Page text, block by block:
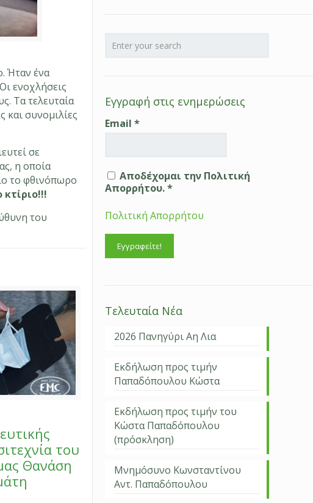
Ήταν ένα
ενοχλήσεις
Τα τελευταία
και συνομιλίες
σε
η οποία
το φθινόπωρο
του
του
Θανάση
Εγγραφή στις ενημερώσεις
Email *
Αποδέχομαι την Πολιτική
Απορρήτου. *
Πολιτική Απορρήτου
Τελευταία Νέα
2026 Πανηγύρι Αη Λια
Εκδήλωση προς τιμήν
Παπαδόπουλου Κώστα
Εκδήλωση προς τιμήν του
Κώστα Παπαδόπουλου
(πρόσκληση)
Μνημόσυνο Κωνσταντίνου
Αντ. Παπαδόπουλου